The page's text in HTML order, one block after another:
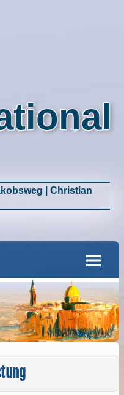
| Christian